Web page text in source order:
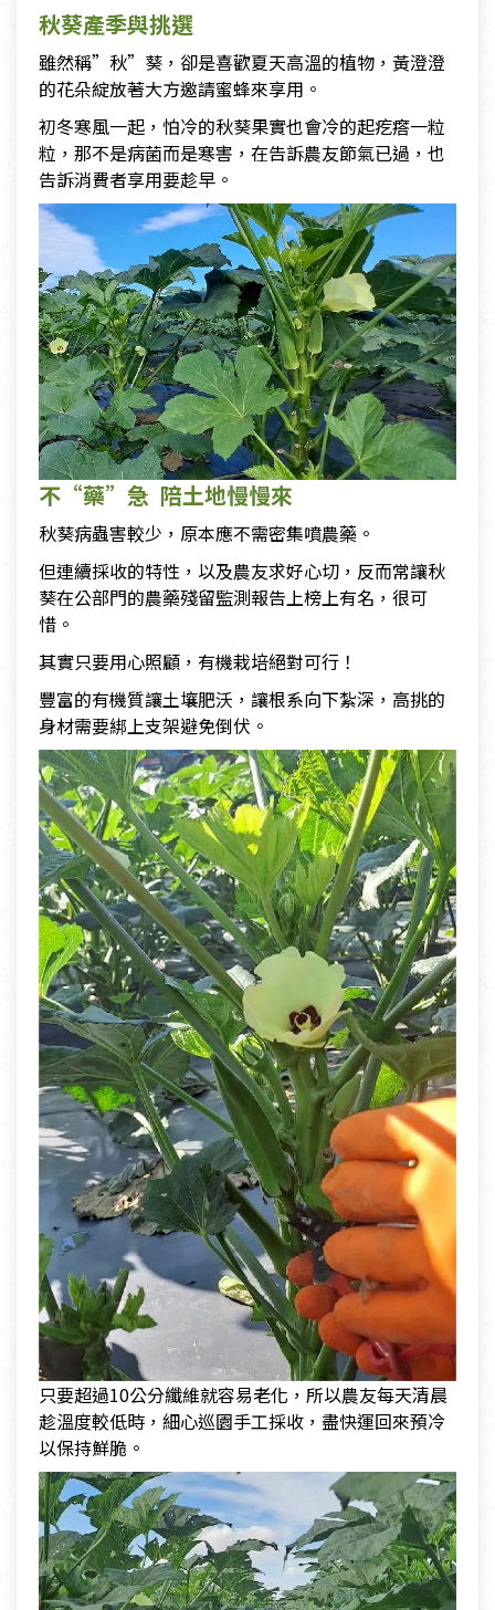
秋葵產季與挑選
雖然稱”秋”葵，卻是喜歡夏天高溫的植物，黃澄澄
的花朵綻放著大方邀請蜜蜂來享用。
初冬寒風一起，怕冷的秋葵果實也會冷的起疙瘩一粒
粒，那不是病菌而是寒害，在告訴農友節氣已過，也
告訴消費者享用要趁早。
不“藥”急 陪土地慢慢來
秋葵病蟲害較少，原本應不需密集噴農藥。
但連續採收的特性，以及農友求好心切，反而常讓秋
葵在公部門的農藥殘留監測報告上榜上有名，很可
惜。
其實只要用心照顧，有機栽培絕對可行！
豐富的有機質讓土壤肥沃，讓根系向下紮深，高挑的
身材需要綁上支架避免倒伏。
只要超過10公分纖維就容易老化，所以農友每天清晨
趁溫度較低時，細心巡園手工採收，盡快運回來預冷
以保持鮮脆。